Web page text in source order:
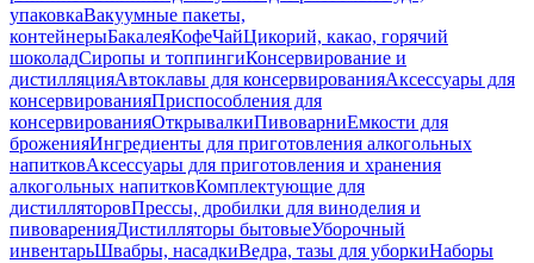
упаковкаВакуумные пакеты,
контейнерыБакалеяКофеЧайЦикорий, какао, горячий
шоколадСиропы и топпингиКонсервирование и
дистилляцияАвтоклавы для консервированияАксессуары для
консервированияПриспособления для
консервированияОткрывалкиПивоварниЕмкости для
броженияИнгредиенты для приготовления алкогольных
напитковАксессуары для приготовления и хранения
алкогольных напитковКомплектующие для
дистилляторовПрессы, дробилки для виноделия и
пивоваренияДистилляторы бытовыеУборочный
инвентарьШвабры, насадкиВедра, тазы для уборкиНаборы